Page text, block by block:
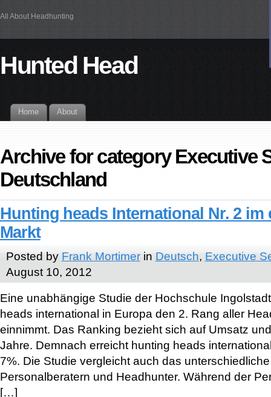
All About Headhunting
Hunted Head
Home About
Archive for category Executive
Deutschland
Hunting heads International Nr. 2 im
Markt
Posted by Frank Mortimerin Deutsch, Executive
August 10, 2012
Eine unabhängige Studie der Hochschule
heads international in Europa den 2. Rang aller
einnimmt. Das Ranking bezieht sich auf Umsatz
Jahre. Demnach erreicht hunting heads
7%. Die Studie vergleicht auch das
Personalberatern und Headhunter. Während der
[…]